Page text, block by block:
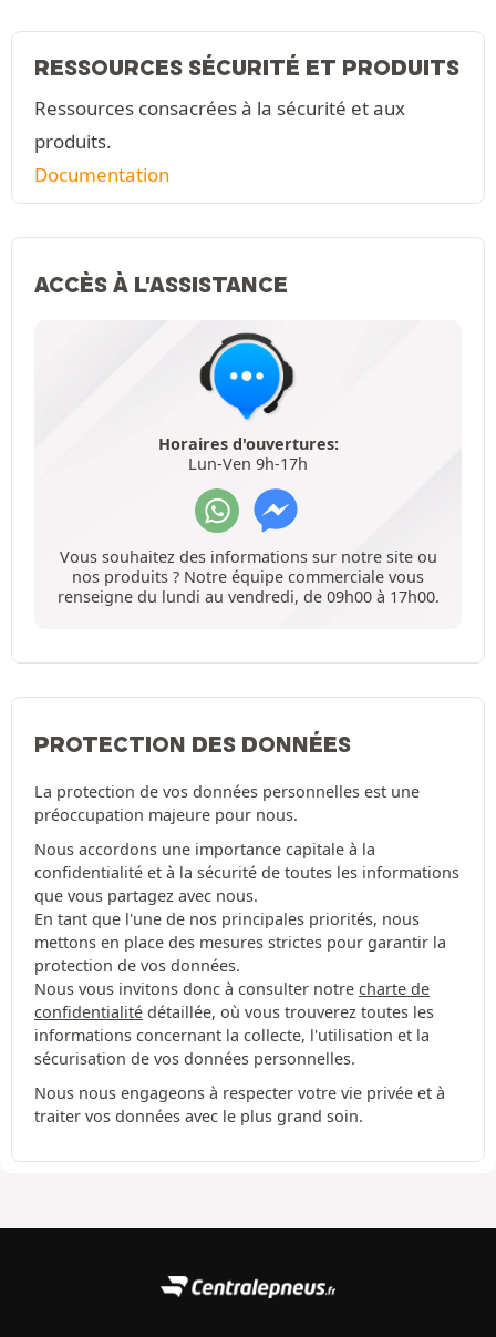
RESSOURCES SÉCURITÉ ET PRODUITS
Ressources consacrées à la sécurité et aux
produits.
Documentation
ACCÈS À L'ASSISTANCE
Horaires d'ouvertures:
Lun-Ven 9h-17h
Vous souhaitez des informations sur notre site ou
nos produits ? Notre équipe commerciale vous
renseigne du lundi au vendredi, de 09h00 à 17h00.
PROTECTION DES DONNÉES
La protection de vos données personnelles est une
préoccupation majeure pour nous.
Nous accordons une importance capitale à la
confidentialité et à la sécurité de toutes les informations
que vous partagez avec nous.
En tant que l'une de nos principales priorités, nous
mettons en place des mesures strictes pour garantir la
protection de vos données.
Nous vous invitons donc à consulter notre charte de
confidentialité détaillée, où vous trouverez toutes les
informations concernant la collecte, l'utilisation et la
sécurisation de vos données personnelles.
Nous nous engageons à respecter votre vie privée et à
traiter vos données avec le plus grand soin.